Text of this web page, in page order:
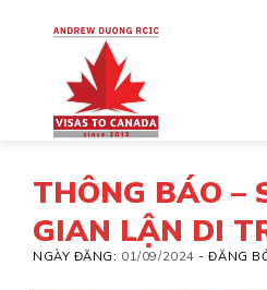
THÔNG BÁO –
GIAN LẬN DI
NGÀY ĐĂNG: 01/09/2024 -ĐĂNG